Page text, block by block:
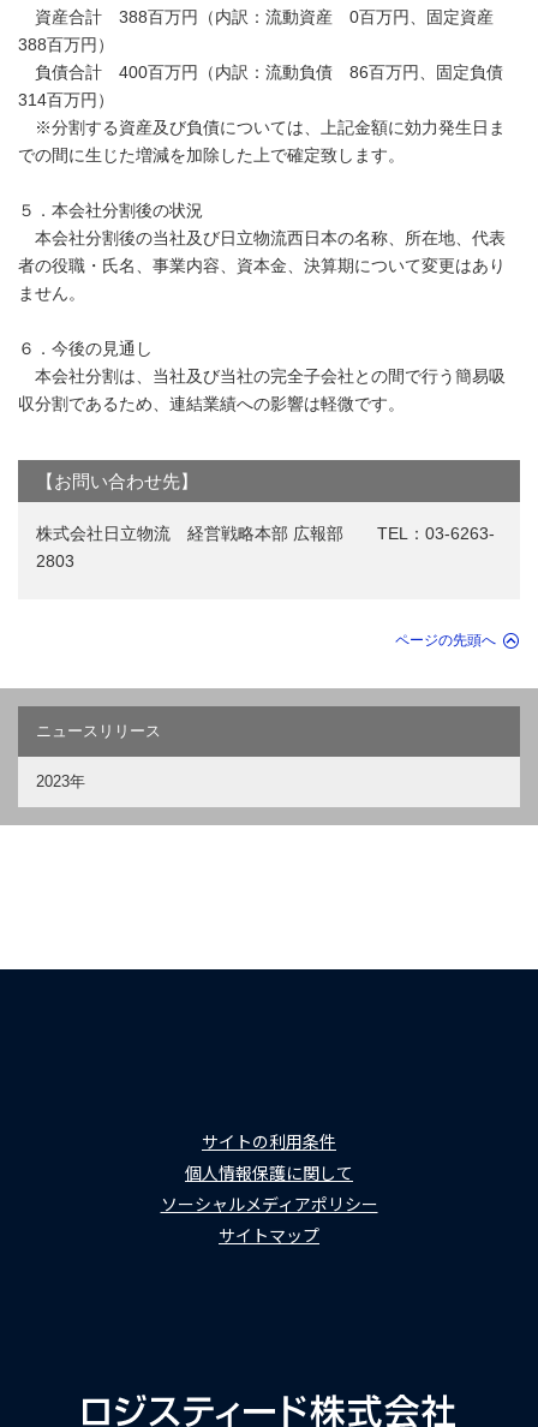
資産合計 388百万円（内訳：流動資産 0百万円、固定資産
388百万円）
負債合計 400百万円（内訳：流動負債 86百万円、固定負債
314百万円）
※分割する資産及び負債については、上記金額に効力発生日ま
での間に生じた増減を加除した上で確定致します。
５．本会社分割後の状況
本会社分割後の当社及び日立物流西日本の名称、所在地、代表
者の役職・氏名、事業内容、資本金、決算期について変更はあり
ません。
６．今後の見通し
本会社分割は、当社及び当社の完全子会社との間で行う簡易吸
収分割であるため、連結業績への影響は軽微です。
【お問い合わせ先】
株式会社日立物流 経営戦略本部 広報部 TEL：03-6263-
2803
ページの先頭へ
ニュースリリース
2023年
サイトの利用条件
個人情報保護に関して
ソーシャルメディアポリシー
サイトマップ